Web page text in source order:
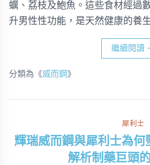
蠣、荔枝及鮑魚。這些食材經過
升男性性功能，是天然健康的養
繼續閱讀
分類為《威而鋼 》
犀利士
輝瑞威而鋼與犀利士為何
解析制藥巨頭